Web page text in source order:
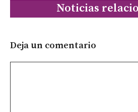
Noticias
Deja un comentario